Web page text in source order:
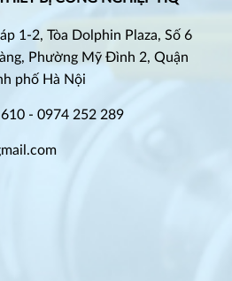
1-2, Tòa Dolphin Plaza, Số 6
Phường Mỹ Đình 2, Quận
phố Hà Nội
- 0974 252 289